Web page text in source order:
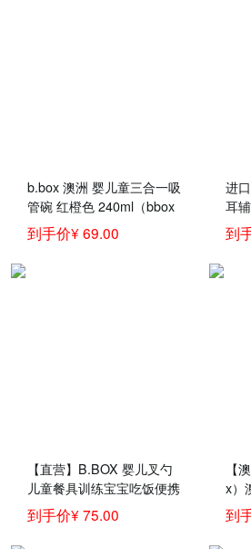
b.box 澳洲 婴儿童三合一吸
管碗 红橙色 240ml（bbox
辅食吸管碗宝宝零食碗）
到手价¥ 69.00
进
耳
ox
硅
到
【直营】B.BOX 婴儿叉勺
儿童餐具训练宝宝吃饭便携
叉子汤勺趣味装
到手价¥ 75.00
【
x）
勺
灰
到